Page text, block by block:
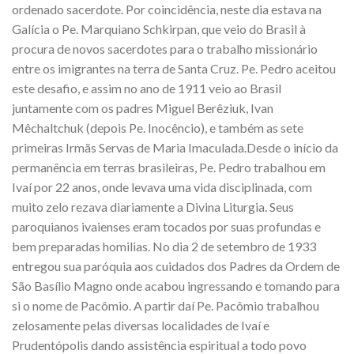
ordenado sacerdote. Por coincidência, neste dia estava na
Galícia o Pe. Marquiano Schkirpan, que veio do Brasil à
procura de novos sacerdotes para o trabalho missionário
entre os imigrantes na terra de Santa Cruz. Pe. Pedro aceitou
este desafio, e assim no ano de 1911 veio ao Brasil
juntamente com os padres Miguel Berêziuk, Ivan
Mêchaltchuk (depois Pe. Inocêncio), e também as sete
primeiras Irmãs Servas de Maria Imaculada.Desde o início da
permanência em terras brasileiras, Pe. Pedro trabalhou em
Ivaí por 22 anos, onde levava uma vida disciplinada, com
muito zelo rezava diariamente a Divina Liturgia. Seus
paroquianos ivaienses eram tocados por suas profundas e
bem preparadas homilias. No dia 2 de setembro de 1933
entregou sua paróquia aos cuidados dos Padres da Ordem de
São Basílio Magno onde acabou ingressando e tomando para
si o nome de Pacômio. A partir daí Pe. Pacômio trabalhou
zelosamente pelas diversas localidades de Ivaí e
Prudentópolis dando assistência espiritual a todo povo